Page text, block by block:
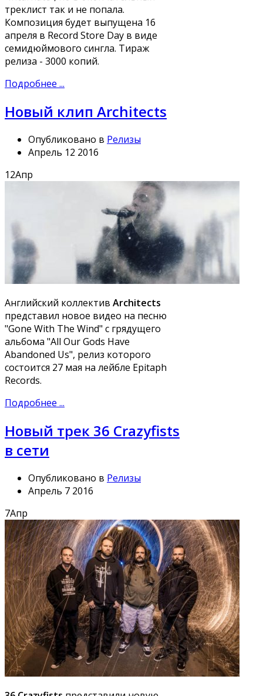
треклист так и не попала.
Композиция будет выпущена 16
апреля в Record Store Day в виде
семидюймового сингла. Тираж
релиза - 3000 копий.
Подробнее ...
Новый клип Architects
Опубликовано в Релизы
Апрель 12 2016
12Апр
Английский коллектив Architects
представил новое видео на песню
"Gone With The Wind" с грядущего
альбома "All Our Gods Have
Abandoned Us", релиз которого
состоится 27 мая на лейбле Epitaph
Records.
Подробнее ...
Новый трек 36 Crazyfists
в сети
Опубликовано в Релизы
Апрель 7 2016
7Апр